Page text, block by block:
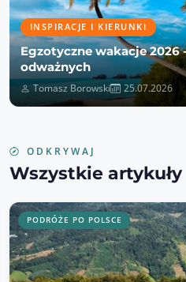
INSPIRACJE I KIERUNKI
Egzotyczne wakacje
odważnych
Tomasz Borowski 25.07.2026
ODKRYWAJ
Wszystkie artykuły
PODRÓŻE PO POLSCE